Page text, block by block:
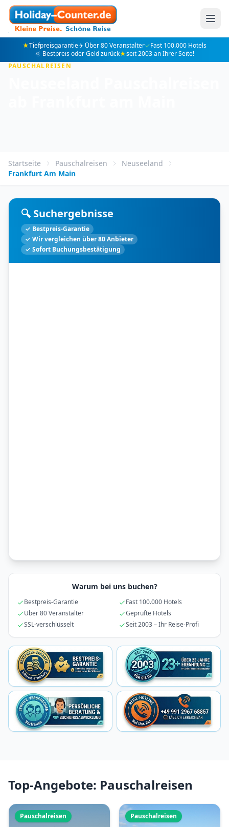
★Tiefpreisgarantie✈️ Über 80 Veranstalter✓Fast 100.000 Hotels
🌞 Bestpreis oder Geld zurück★seit 2003 an Ihrer Seite!
PAUSCHALREISEN
Startseite Pauschalreisen
Neuseeland
Frankfurt Am Main
🔍 Suchergebnisse
✓ Bestpreis-Garantie
✓ Wir vergleichen über 80 Anbieter
✓ Sofort Buchungsbestätigung
Warum bei uns buchen?
Bestpreis-Garantie
Fast 100.000 Hotels
Über 80 Veranstalter
Geprüfte Hotels
SSL-verschlüsselt
Seit 2003 – Ihr Reise-Profi
Top-Angebote: Pauschalreisen
Pauschalreisen Pauschalreisen